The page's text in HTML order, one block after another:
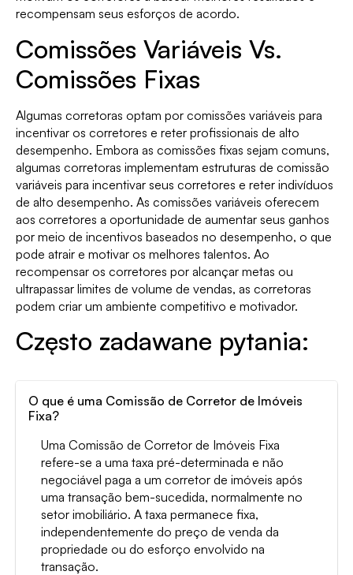
recompensam seus esforços de acordo.
Comissões Variáveis Vs.
Comissões Fixas
Algumas corretoras optam por comissões variáveis para
incentivar os corretores e reter profissionais de alto
desempenho. Embora as comissões fixas sejam comuns,
algumas corretoras implementam estruturas de comissão
variáveis para incentivar seus corretores e reter indivíduos
de alto desempenho. As comissões variáveis oferecem
aos corretores a oportunidade de aumentar seus ganhos
por meio de incentivos baseados no desempenho, o que
pode atrair e motivar os melhores talentos. Ao
recompensar os corretores por alcançar metas ou
ultrapassar limites de volume de vendas, as corretoras
podem criar um ambiente competitivo e motivador.
Często zadawane pytania:
O que é uma Comissão de Corretor de Imóveis
Fixa?
Uma Comissão de Corretor de Imóveis Fixa
refere-se a uma taxa pré-determinada e não
negociável paga a um corretor de imóveis após
uma transação bem-sucedida, normalmente no
setor imobiliário. A taxa permanece fixa,
independentemente do preço de venda da
propriedade ou do esforço envolvido na
transação.